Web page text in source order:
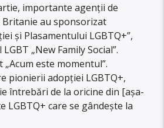
importante agenții de
au sponsorizat
și Plasamentului LGBTQ+”,
„New Family Social”.
este momentul”.
pionierii adopției LGBTQ+,
întrebări de la oricine din [așa-
LGBTQ+ care se gândește la